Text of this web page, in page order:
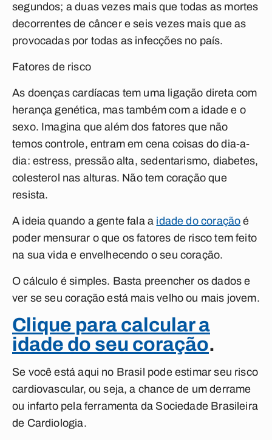
segundos; a duas vezes mais que todas as mortes
decorrentes de câncer e seis vezes mais que as
provocadas por todas as infecções no país.
Fatores de risco
As doenças cardíacas tem uma ligação direta com
herança genética, mas também com a idade e o
sexo. Imagina que além dos fatores que não
temos controle, entram em cena coisas do dia-a-
dia: estress, pressão alta, sedentarismo, diabetes,
colesterol nas alturas. Não tem coração que
resista.
A ideia quando a gente fala a idade do coração é
poder mensurar o que os fatores de risco tem feito
na sua vida e envelhecendo o seu coração.
O cálculo é simples. Basta preencher os dados e
ver se seu coração está mais velho ou mais jovem.
Clique para calcular a
idade do seu coração.
Se você está aqui no Brasil pode estimar seu risco
cardiovascular, ou seja, a chance de um derrame
ou infarto pela ferramenta da Sociedade Brasileira
de Cardiologia.